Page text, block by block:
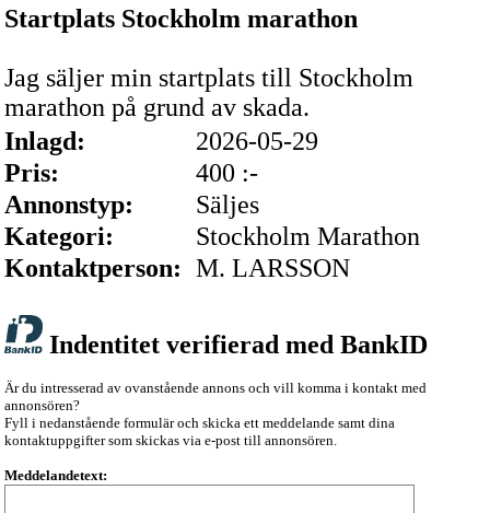
Startplats Stockholm marathon
Jag säljer min startplats till Stockholm
marathon på grund av skada.
Inlagd:
2026-05-29
Pris:
400 :-
Annonstyp:
Säljes
Kategori:
Stockholm Marathon
Kontaktperson: M. LARSSON
Indentitet verifierad med BankID
Är du intresserad av ovanstående annons och vill komma i kontakt med
annonsören?
Fyll i nedanstående formulär och skicka ett meddelande samt dina
kontaktuppgifter som skickas via e-post till annonsören.
Meddelandetext: